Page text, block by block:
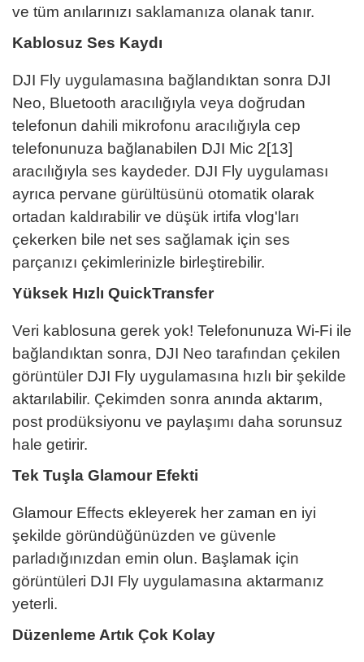
ve tüm anılarınızı saklamanıza olanak tanır.
Kablosuz Ses Kaydı
DJI Fly uygulamasına bağlandıktan sonra DJI
Neo, Bluetooth aracılığıyla veya doğrudan
telefonun dahili mikrofonu aracılığıyla cep
telefonunuza bağlanabilen DJI Mic 2[13]
aracılığıyla ses kaydeder. DJI Fly uygulaması
ayrıca pervane gürültüsünü otomatik olarak
ortadan kaldırabilir ve düşük irtifa vlog'ları
çekerken bile net ses sağlamak için ses
parçanızı çekimlerinizle birleştirebilir.
Yüksek Hızlı QuickTransfer
Veri kablosuna gerek yok! Telefonunuza Wi-Fi ile
bağlandıktan sonra, DJI Neo tarafından çekilen
görüntüler DJI Fly uygulamasına hızlı bir şekilde
aktarılabilir. Çekimden sonra anında aktarım,
post prodüksiyonu ve paylaşımı daha sorunsuz
hale getirir.
Tek Tuşla Glamour Efekti
Glamour Effects ekleyerek her zaman en iyi
şekilde göründüğünüzden ve güvenle
parladığınızdan emin olun. Başlamak için
görüntüleri DJI Fly uygulamasına aktarmanız
yeterli.
Düzenleme Artık Çok Kolay